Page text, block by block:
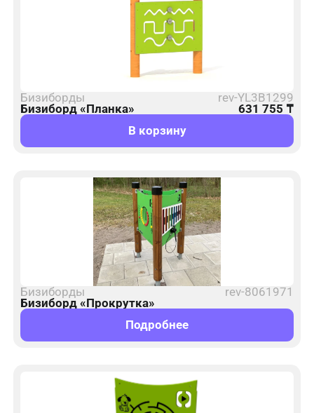
Бизиборды
rev-YL3B1299
Бизиборд «Планка»
631 755 ₸
В корзину
Бизиборды
rev-8061971
Бизиборд «Прокрутка»
Подробнее